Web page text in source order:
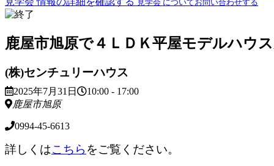
見学会 についてお問い合わせする
鹿屋市旭原で４ＬＤＫ平屋モデルハウ
(株)センチュリーハウス
2025年7月31日
10:00 - 17:00
鹿屋市旭原
0994-45-6613
詳しくはこちら をご覧ください。